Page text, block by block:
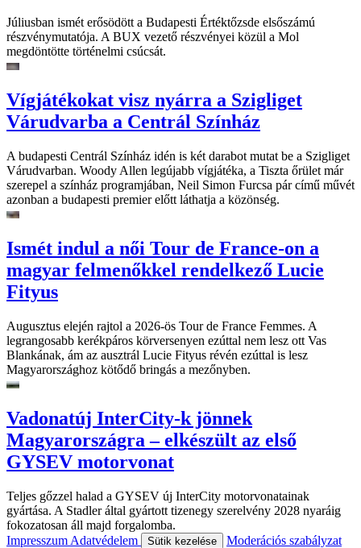
Júliusban ismét erősödött a Budapesti Értéktőzsde elsőszámú
részvénymutatója. A BUX vezető részvényei közül a Mol
megdöntötte történelmi csúcsát.
Vígjátékokat visz nyárra a Szigliget
Várudvarba a Centrál Színház
A budapesti Centrál Színház idén is két darabot mutat be a Szigliget
Várudvarban. Woody Allen legújabb vígjátéka, a Tiszta őrület már
szerepel a színház programjában, Neil Simon Furcsa pár című művét
azonban a budapesti premier előtt láthatja a közönség.
Ismét indul a női Tour de France-on a
magyar felmenőkkel rendelkező Lucie
Fityus
Augusztus elején rajtol a 2026-ös Tour de France Femmes. A
legrangosabb kerékpáros körversenyen ezúttal nem lesz ott Vas
Blankának, ám az ausztrál Lucie Fityus révén ezúttal is lesz
Magyarországhoz kötődő bringás a mezőnyben.
Vadonatúj InterCity-k jönnek
Magyarországra – elkészült az első
GYSEV motorvonat
Teljes gőzzel halad a GYSEV új InterCity motorvonatainak
gyártása. A Stadler által gyártott tizenegy szerelvény 2028 nyaráig
fokozatosan áll majd forgalomba.
Impresszum Adatvédelem Sütik kezelése
Moderációs szabályzat